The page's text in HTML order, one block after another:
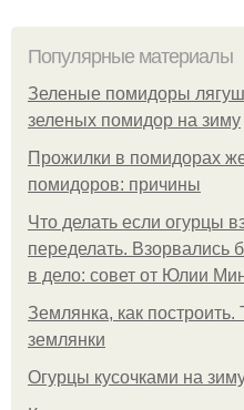
Популярные материалы
Зеленые помидоры
зеленых помидор на зиму
Прожилки в помидорах
помидоров: причины
Что делать если огурцы
переделать. Взорвались
в дело: совет от Юлии
Землянка, как построить.
землянки
Огурцы кусочками на